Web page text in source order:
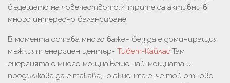
бъдещето на човечеството.И трите са активни в
много интересно балансиране.
В момента остава много важен без да е доминиращия
мъжкият енергиен център- Тибет-Кайлас.Там
енергията е много мощна.Беше най-мощната и
продължава да е такава,но акцента е ,че той отново